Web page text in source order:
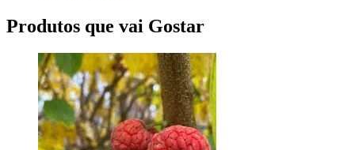
Produtos que vai Gostar